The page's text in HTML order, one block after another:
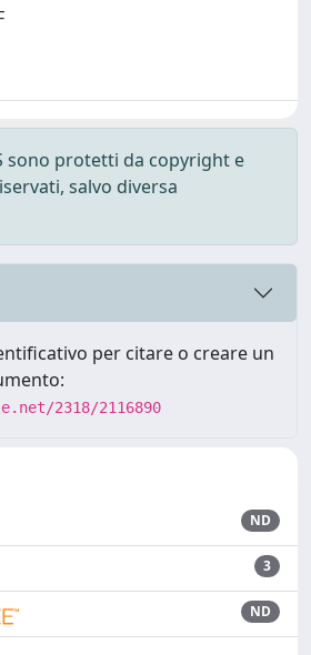
sono protetti da copyright e
salvo diversa
per citare o creare un
2318/2116890
ND
3
ND